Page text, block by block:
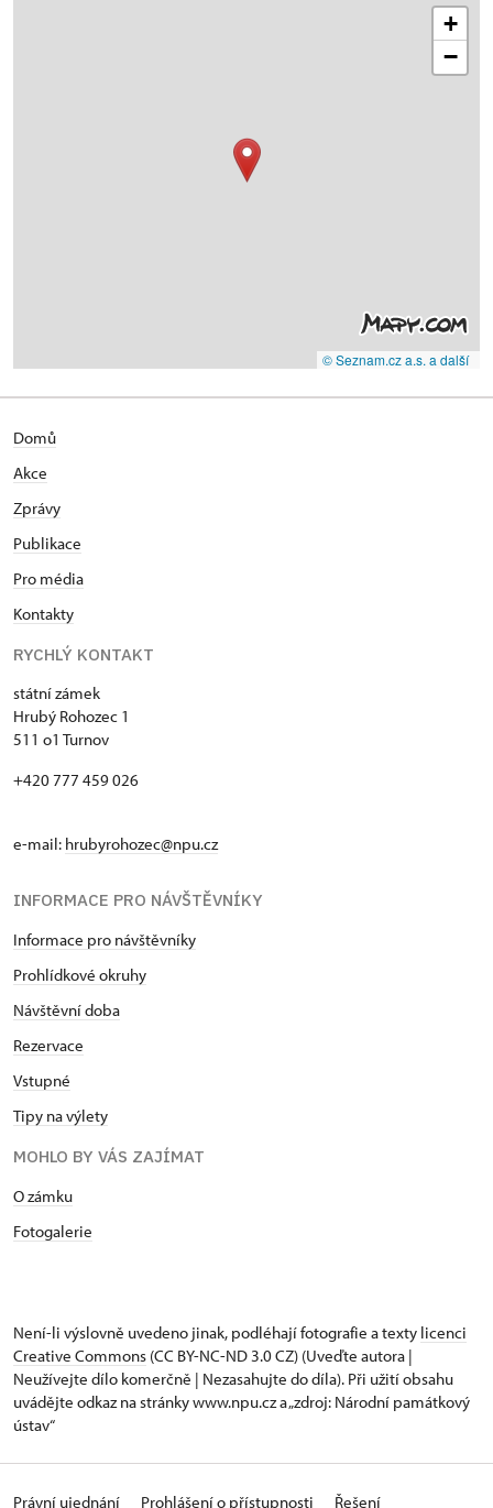
+
−
© Seznam.cz a.s. a další
Domů
Akce
Zprávy
Publikace
Pro média
Kontakty
RYCHLÝ KONTAKT
státní zámek
Hrubý Rohozec 1
511 o1 Turnov
+420 777 459 026
e-mail: hrubyrohozec@npu.cz
INFORMACE PRO NÁVŠTĚVNÍKY
Informace pro návštěvníky
Prohlídkové okruhy
Návštěvní doba
Rezervace
Vstupné
Tipy na výlety
MOHLO BY VÁS ZAJÍMAT
O zámku
Fotogalerie
Není-li výslovně uvedeno jinak, podléhají fotografie a texty licenci
Creative Commons (CC BY-NC-ND 3.0 CZ) (Uveďte autora |
Neužívejte dílo komerčně | Nezasahujte do díla). Při užití obsahu
uvádějte odkaz na stránky www.npu.cz a „zdroj: Národní památkový
ústav“
Právní ujednání Prohlášení o přístupnosti Řešení